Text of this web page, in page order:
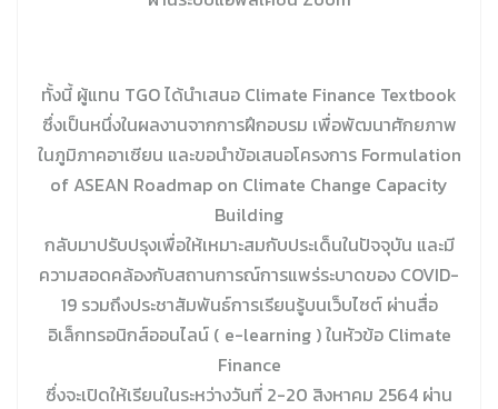
ทั้งนี้ ผู้แทน TGO ได้นำเสนอ Climate Finance Textbook
ซึ่งเป็นหนึ่งในผลงานจากการฝึกอบรม เพื่อพัฒนาศักยภาพ
ในภูมิภาคอาเซียน และขอนำข้อเสนอโครงการ Formulation
of ASEAN Roadmap on Climate Change Capacity
Building
กลับมาปรับปรุงเพื่อให้เหมาะสมกับประเด็นในปัจจุบัน และมี
ความสอดคล้องกับสถานการณ์การแพร่ระบาดของ COVID-
19 รวมถึงประชาสัมพันธ์การเรียนรู้บนเว็บไซต์ ผ่านสื่อ
อิเล็กทรอนิกส์ออนไลน์ ( e-learning ) ในหัวข้อ Climate
Finance
ซึ่งจะเปิดให้เรียนในระหว่างวันที่ 2-20 สิงหาคม 2564 ผ่าน